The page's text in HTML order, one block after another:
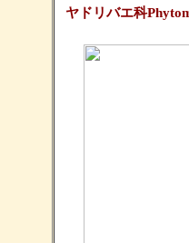
ヤドリバエ科